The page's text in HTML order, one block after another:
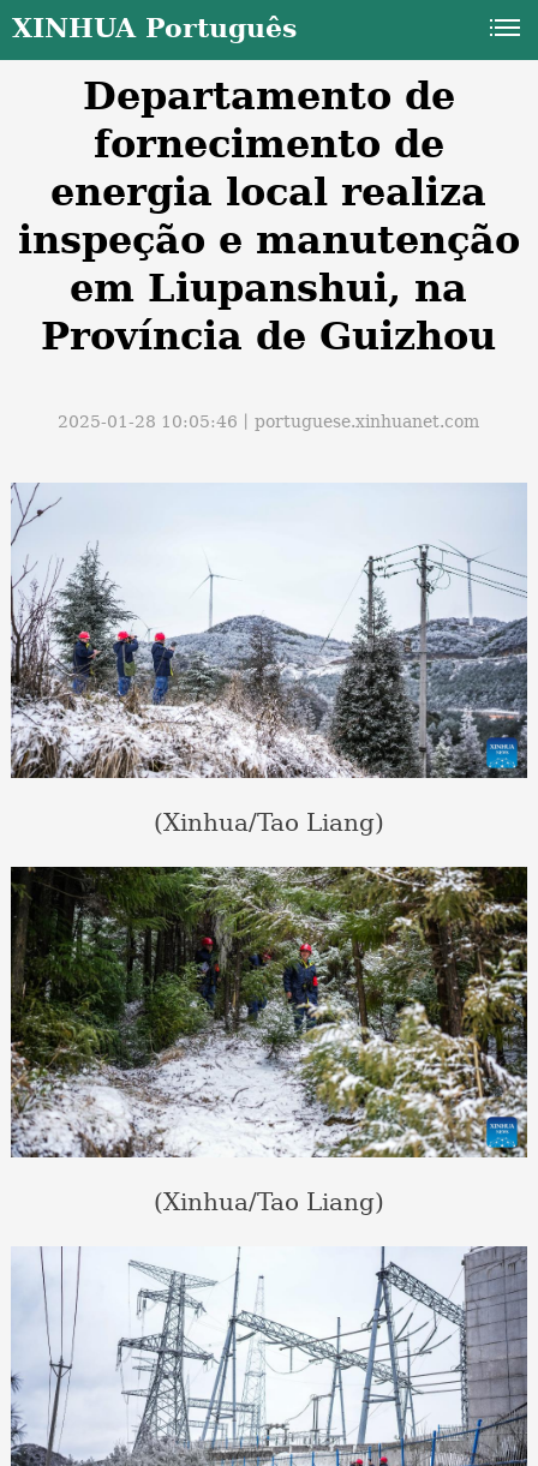
XINHUA Português
Departamento de
fornecimento de
energia local realiza
inspeção e manutenção
em Liupanshui, na
Província de Guizhou
2025-01-28 10:05:46丨portuguese.xinhuanet.com
(Xinhua/Tao Liang)
(Xinhua/Tao Liang)